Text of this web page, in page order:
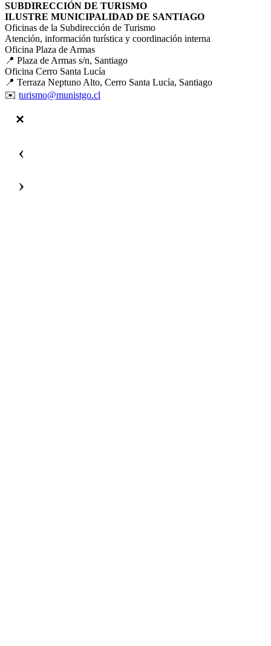
SUBDIRECCIÓN DE TURISMO
ILUSTRE MUNICIPALIDAD DE SANTIAGO
Oficinas de la Subdirección de Turismo
Atención, información turística y coordinación interna
Oficina Plaza de Armas
📍 Plaza de Armas s/n, Santiago
Oficina Cerro Santa Lucía
📍 Terraza Neptuno Alto, Cerro Santa Lucía, Santiago
✉️ turismo@munistgo.cl
‹
›